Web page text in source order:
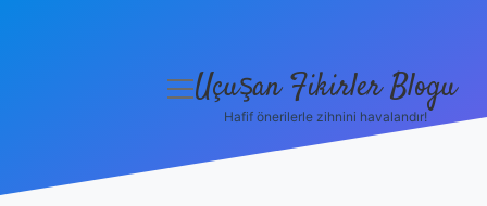
menüyü
Uçuşan Fikirler Blogu
Hafif önerilerle zihnini havalandır!